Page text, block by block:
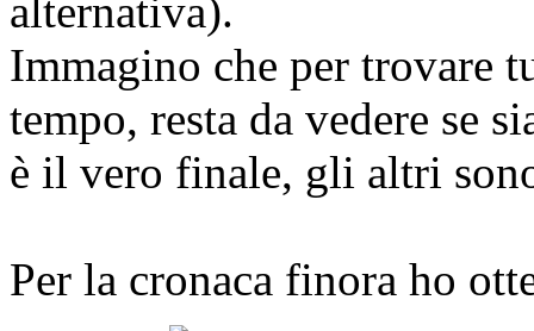
alternativa).
Immagino che per trovare
tempo, resta da vedere se
è il vero finale, gli altri
Per la cronaca finora ho